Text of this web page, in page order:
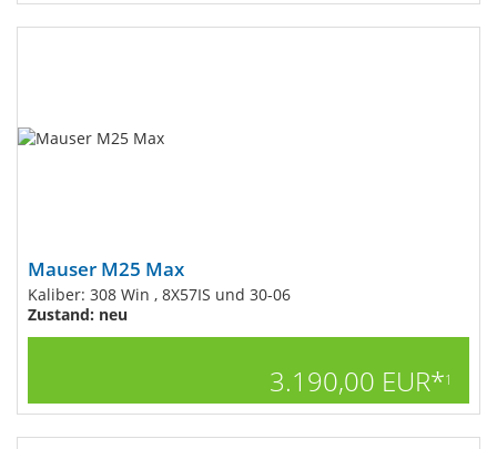
Mauser M25 Max
Kaliber: 308 Win , 8X57IS und 30-06
Zustand: neu
3.190,00 EUR*1